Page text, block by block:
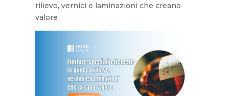
rilievo, vernici e laminazioni che creano
valore